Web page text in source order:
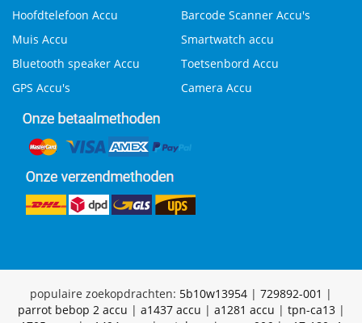
Hoofdtelefoon Accu
Barcode Scanner Accu's
Muis Accu
Smartwatch accu
Bluetooth speaker Accu
Toetsenbord Accu
GPS Accu's
Camera Accu
populaire zoekopdrachten: 5b10w13954 | 729892-001 |
parrot bebop 2 accu | a1437 accu | a1281 accu | tpn-ca13|